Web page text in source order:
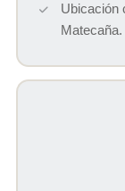
Ubicación
Matecaña.